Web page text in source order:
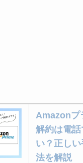
Amazonプ
解約は電
い？正し
法を解説